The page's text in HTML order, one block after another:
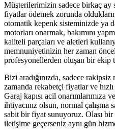
Müşterilerimizin sadece birkaç ay
fiyatlar ödemek zorunda
otomatik kepenk sisteminizde ya
motorları onarmak, bakımını
kaliteli parçaları ve aletleri
memnuniyetinizin her zaman
profesyonellerden oluşan bir ekip
Bizi aradığınızda, sadece
zamanda rekabetçi fiyatlar ve
Garaj kapısı acil onarımlarımıza
ihtiyacınız olsun, normal çalışma
sabit bir fiyat sunuyoruz. Olası
iletişime geçerseniz aynı gün